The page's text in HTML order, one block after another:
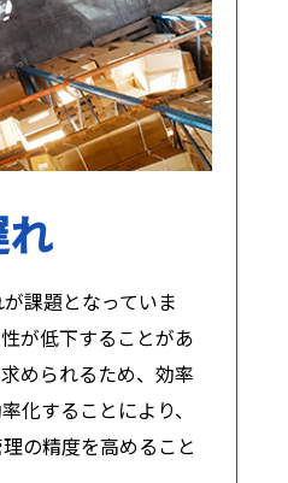
課題となっていま
が低下することがあ
められるため、効率
化することにより、
の精度を高めること